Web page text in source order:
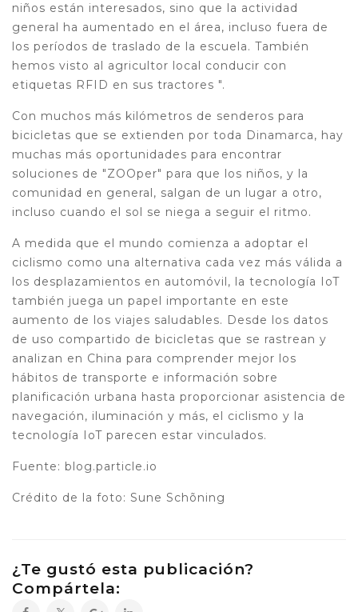
niños están interesados, sino que la actividad
general ha aumentado en el área, incluso fuera de
los períodos de traslado de la escuela. También
hemos visto al agricultor local conducir con
etiquetas RFID en sus tractores ".
Con muchos más kilómetros de senderos para
bicicletas que se extienden por toda Dinamarca, hay
muchas más oportunidades para encontrar
soluciones de "ZOOper" para que los niños, y la
comunidad en general, salgan de un lugar a otro,
incluso cuando el sol se niega a seguir el ritmo.
A medida que el mundo comienza a adoptar el
ciclismo como una alternativa cada vez más válida a
los desplazamientos en automóvil, la tecnología IoT
también juega un papel importante en este
aumento de los viajes saludables. Desde los datos
de uso compartido de bicicletas que se rastrean y
analizan en China para comprender mejor los
hábitos de transporte e información sobre
planificación urbana hasta proporcionar asistencia de
navegación, iluminación y más, el ciclismo y la
tecnología IoT parecen estar vinculados.
Fuente: blog.particle.io
Crédito de la foto: Sune Schõning
¿Te gustó esta publicación?
Compártela: